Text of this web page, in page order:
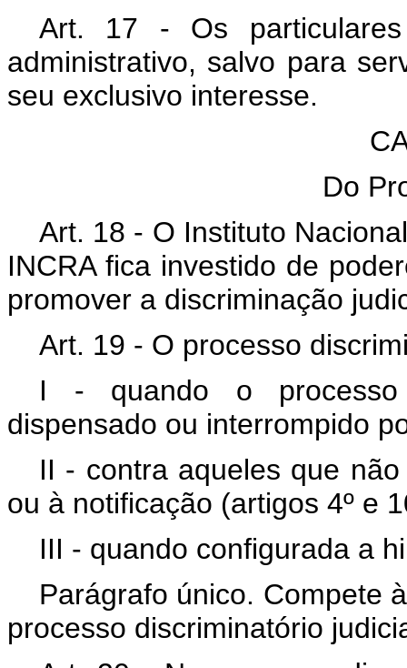
Art. 17 - Os
administrativo, salvo para
seu exclusivo interesse.
Do
Art. 18 - O Instituto
INCRA fica investido de
promover a discriminação
Art. 19 - O processo
I - quando o processo
dispensado ou interrompido
II - contra aqueles que
ou à notificação (artigos 4º e
III - quando configurada a
Parágrafo único. Compete
processo discriminatório